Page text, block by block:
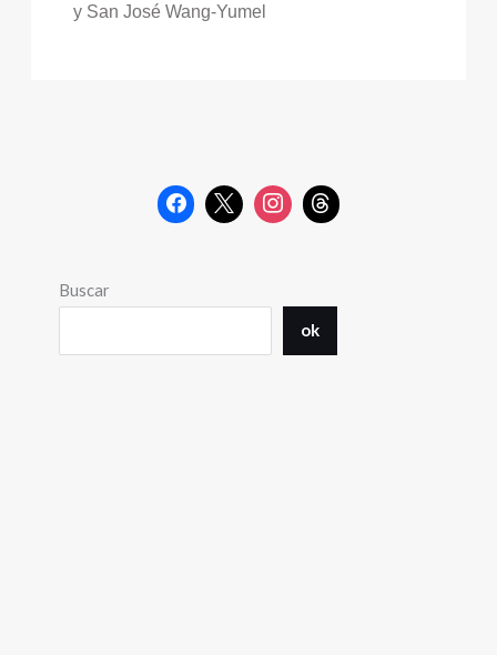
y San José Wang-Yumel
Buscar
ok